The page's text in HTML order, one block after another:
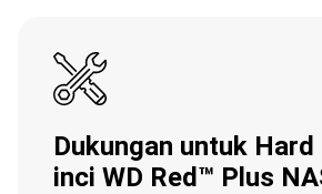
Dukungan untuk
inci WD Red™ Plus